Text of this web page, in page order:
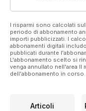
I risparmi sono calcolati
periodo di abbonamento
importi pubblicizzati. I
abbonamenti digitali
pubblicati durante
L'abbonamento scelto si
venga annullato nell'area Il
dell'abbonamento in corso.
Articoli